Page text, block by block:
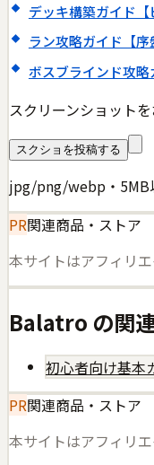
デッキ構築ガイド【
ラン攻略ガイド【序
ボスブラインド攻略
スクリーンショット
スクショを投稿する
jpg/png/webp・5MB
PR関連商品・ストア
本サイトはアフィリ
Balatro の関
初心者向け基本
PR関連商品・ストア
本サイトはアフィリ